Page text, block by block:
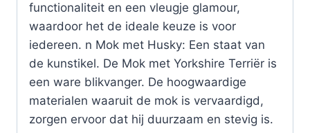
functionaliteit en een vleugje glamour,
waardoor het de ideale keuze is voor
iedereen. n Mok met Husky: Een staat van
de kunstikel. De Mok met Yorkshire Terriër is
een ware blikvanger. De hoogwaardige
materialen waaruit de mok is vervaardigd,
zorgen ervoor dat hij duurzaam en stevig is.